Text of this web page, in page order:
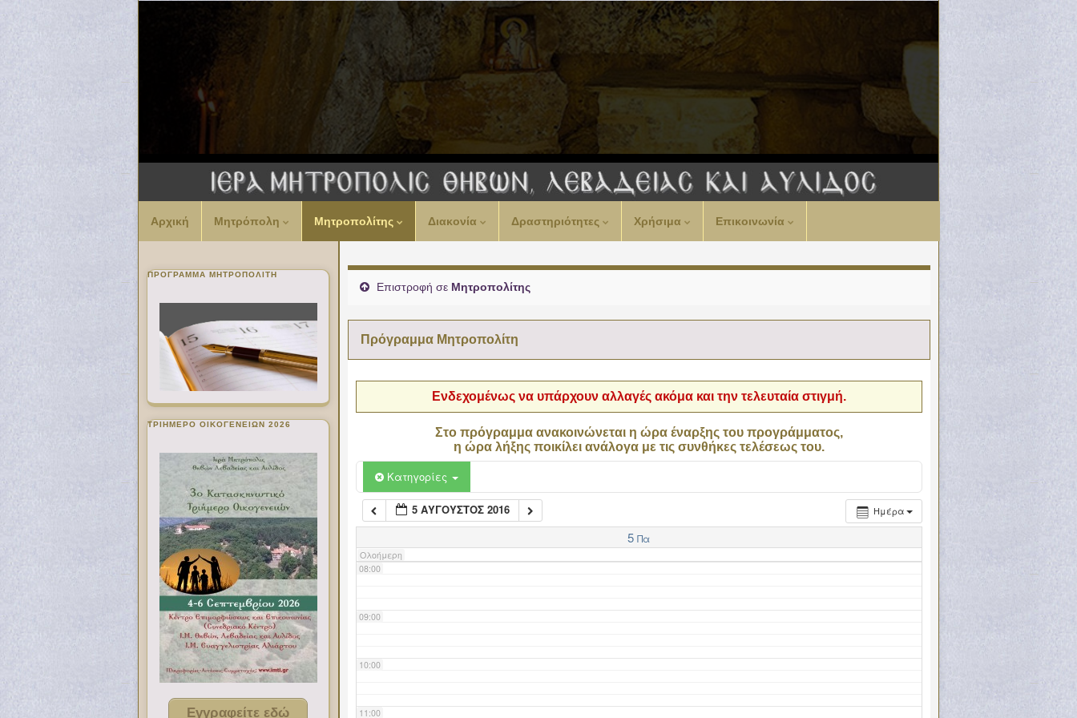
Αρχική Μητρόπολη Μητροπολίτης Διακονία Δραστηριότητες Χρήσιμα Επικοινωνία
Επιστροφή σε Μητροπολίτης
Πρόγραμμα Μητροπολίτη
Ενδεχομένως να υπάρχουν αλλαγές ακόμα και την τελευταία στιγμή.
Στο πρόγραμμα ανακοινώνεται η ώρα έναρξης του προγράμματος,
η ώρα λήξης ποικίλει ανάλογα με τις συνθήκες τελέσεως του.
Κατηγορίες
Ημέρα
5 ΑΎΓΟΥΣΤΟΣ 2016
5 Πα
Ολοήμερη
00:00
02:00
06:00
07:00
08:00
09:00
10:00
11:00
ΠΡΌΓΡΑΜΜΑ ΜΗΤΡΟΠΟΛΊΤΗ
ΤΡΙΗΜΕΡΟ ΟΙΚΟΓΕΝΕΙΩΝ 2026
Εγγραφείτε εδώ